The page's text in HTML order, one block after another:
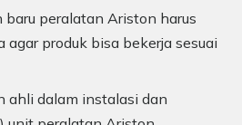
peralatan Ariston harus
produk bisa bekerja sesuai
ahli dalam instalasi dan